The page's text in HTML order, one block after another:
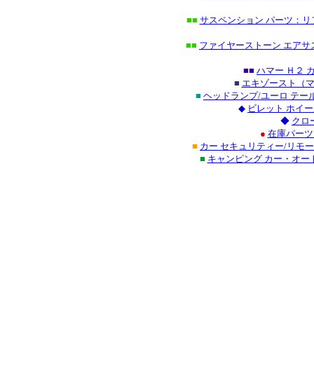
■■ サスペンション パーツ：
■■ ファイヤーストーン エア
■■ ハマー Ｈ２
■ エキゾースト（
■ ヘッドランプ/ユーロ テー
◆ ビレット ホイ
◆ クロ
● 在庫パー
■ カー セキュリティー/リモ
■ キャンピング カー・オ